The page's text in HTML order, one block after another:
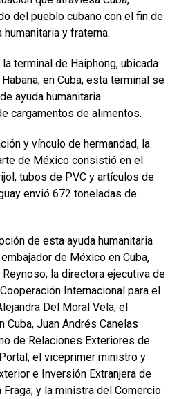
del pueblo cubano con el fin de
y fraterna.
terminal de Haiphong, ubicada
en Cuba; esta terminal se
ayuda humanitaria
cargamentos de alimentos.
y vínculo de hermandad, la
de México consistió en el
tubos de PVC y artículos de
envió 672 toneladas de
de esta ayuda humanitaria
de México en Cuba,
; la directora ejecutiva de
Internacional para el
Del Moral Vela; el
Cuba, Juan Andrés Canelas
de Relaciones Exteriores de
; el viceprimer ministro y
e Inversión Extranjera de
Fraga; y la ministra del Comercio